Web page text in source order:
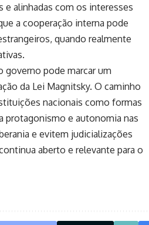
e alinhadas com os interesses
a cooperação interna pode
quando realmente
governo pode marcar um
da Lei Magnitsky. O caminho
nacionais como formas
protagonismo e autonomia nas
e evitem judicializações
aberto e relevante para o